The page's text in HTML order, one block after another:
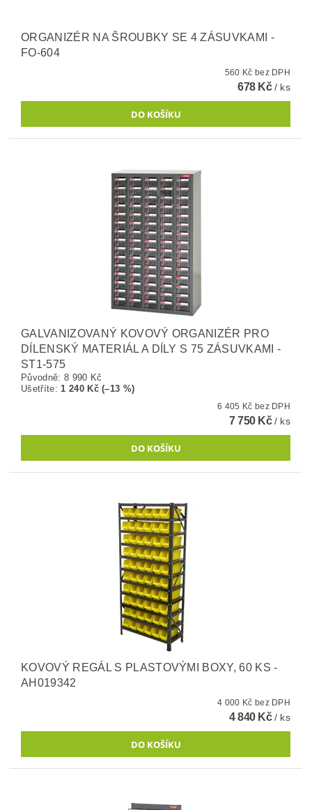
ORGANIZÉR NA ŠROUBKY SE 4 ZÁSUVKAMI -
FO-604
560 Kč bez DPH
678 Kč/ ks
GALVANIZOVANÝ KOVOVÝ ORGANIZÉR PRO
DÍLENSKÝ MATERIÁL A DÍLY S 75 ZÁSUVKAMI -
ST1-575
Původně: 8 990 Kč
Ušetříte:1 240 Kč (–13 %)
6 405 Kč bez DPH
7 750 Kč/ ks
KOVOVÝ REGÁL S PLASTOVÝMI BOXY, 60 KS -
AH019342
4 000 Kč bez DPH
4 840 Kč/ ks